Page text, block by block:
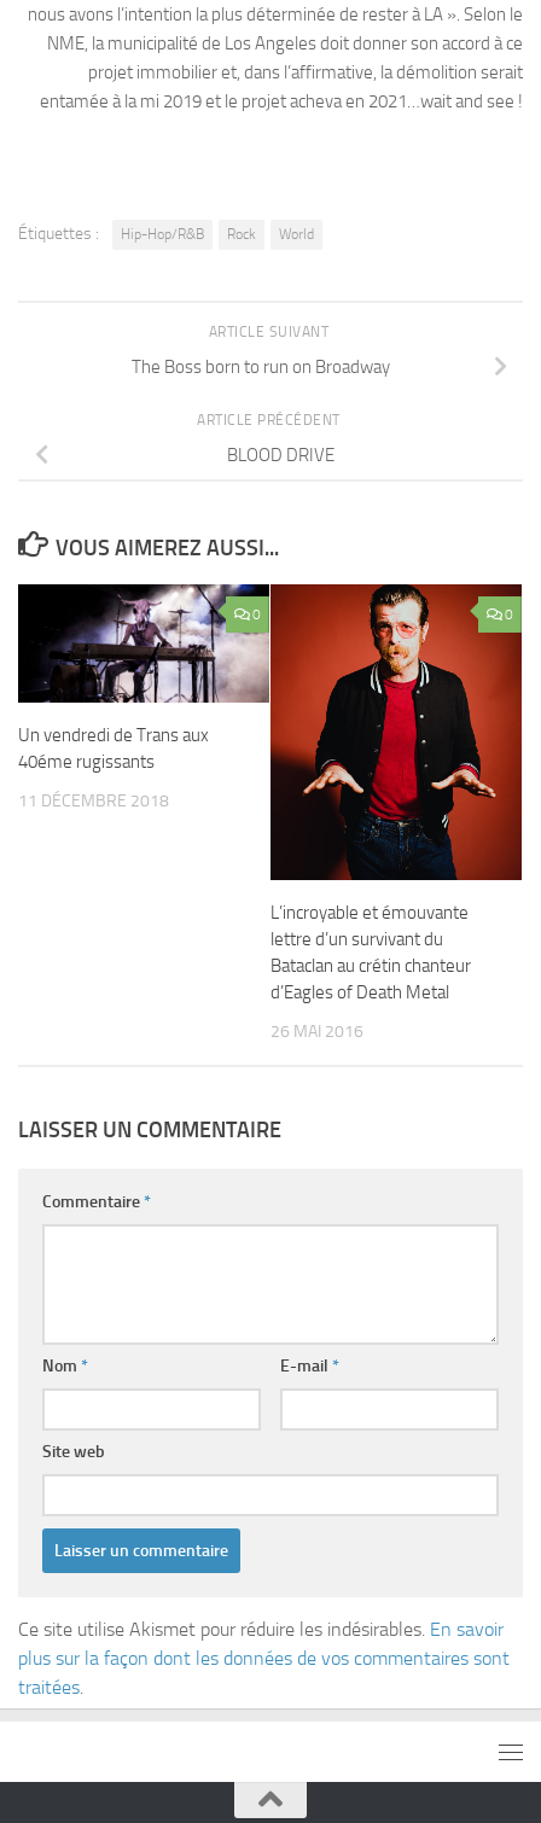
nous avons l’intention la plus déterminée de rester à LA ». Selon le
NME, la municipalité de Los Angeles doit donner son accord à ce
projet immobilier et, dans l’affirmative, la démolition serait
entamée à la mi 2019 et le projet acheva en 2021…wait and see !
Étiquettes : Hip-Hop/R&B Rock World
ARTICLE SUIVANT
The Boss born to run on Broadway
ARTICLE PRÉCÉDENT
BLOOD DRIVE
VOUS AIMEREZ AUSSI...
0
Un vendredi de Trans aux
40éme rugissants
11 DÉCEMBRE 2018
0
L’incroyable et émouvante
lettre d’un survivant du
Bataclan au crétin chanteur
d’Eagles of Death Metal
26 MAI 2016
LAISSER UN COMMENTAIRE
Commentaire*
Nom * E-mail *
Site web
Ce site utilise Akismet pour réduire les indésirables. En savoir
plus sur la façon dont les données de vos commentaires sont
traitées